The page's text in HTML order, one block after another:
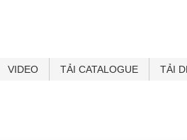
VIDEO TẢI CATALOGUE TẢI